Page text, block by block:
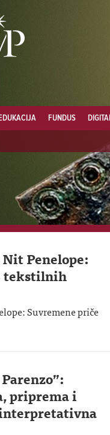
FUNDUS
Penelope:
tekstilnih
Suvremene priče
priprema i